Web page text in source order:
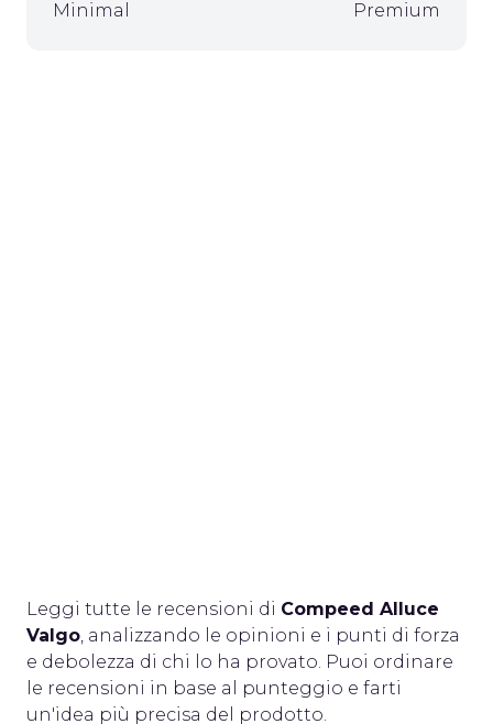
Minimal
Premium
Leggi tutte le recensioni di Compeed Alluce
Valgo, analizzando le opinioni e i punti di forza
e debolezza di chi lo ha provato. Puoi ordinare
le recensioni in base al punteggio e farti
un'idea più precisa del prodotto.